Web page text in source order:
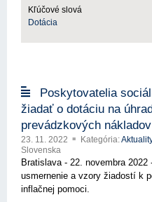
Kľúčové slová
Dotácia
Poskytovatelia
žiadať o dotáciu na
prevádzkových
23. 11. 2022 Kategória:
Slovenska
Bratislava - 22. novembra 2022
usmernenie a vzory žiadostí k
inflačnej pomoci.